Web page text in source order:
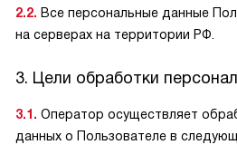
2.2. Все персональные данные
на серверах на территории РФ.
3. Цели обработки
3.1. Оператор осуществляет
данных о Пользователе в